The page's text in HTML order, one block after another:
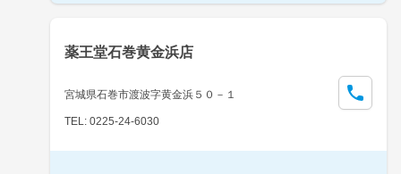
薬王堂石巻黄金浜店
宮城県石巻市渡波字黄金浜５０－１
TEL: 0225-24-6030